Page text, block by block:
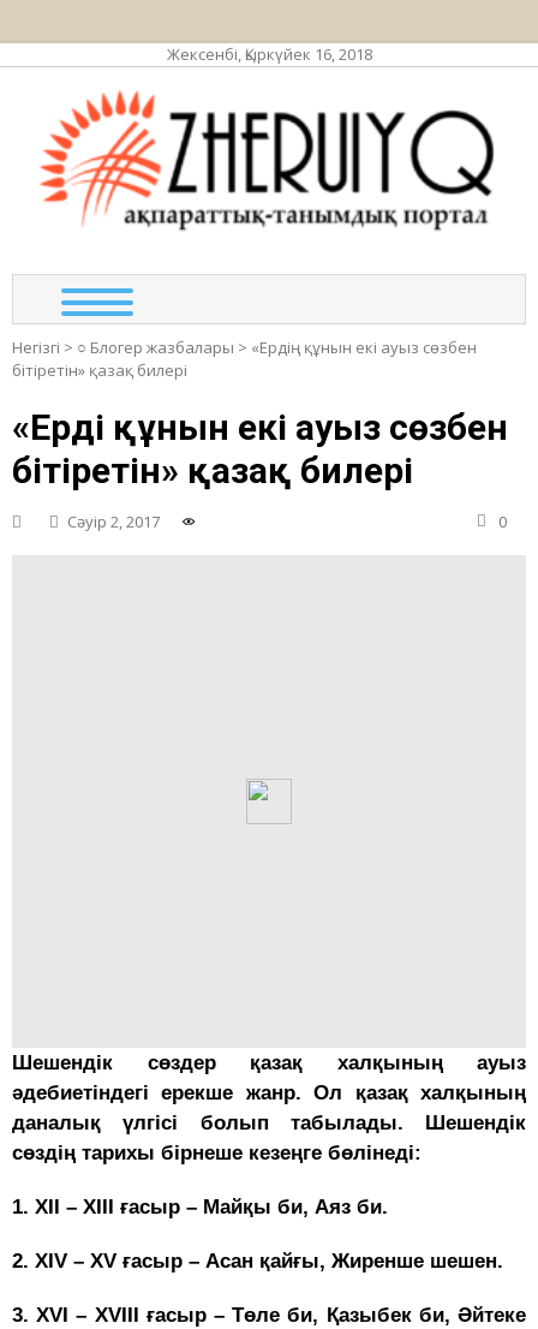
Жексенбі, Қыркүйек 16, 2018
Негізгі > ○ Блогер жазбалары > «Ердің құнын екі ауыз сөзбен
бітіретін» қазақ билері
«Ердің құнын екі ауыз сөзбен
бітіретін» қазақ билері
Сәуір 2, 2017 0
Шешендік сөздер қазақ халқының ауыз
әдебиетіндегі ерекше жанр. Ол қазақ халқының
даналық үлгісі болып табылады. Шешендік
сөздің тарихы бірнеше кезеңге бөлінеді:
1. ХІІ – ХІІІ ғасыр – Майқы би, Аяз би.
2. ХІV – ХV ғасыр – Асан қайғы, Жиренше шешен.
3. ХVІ – ХVІІІ ғасыр – Төле би, Қазыбек би, Әйтеке